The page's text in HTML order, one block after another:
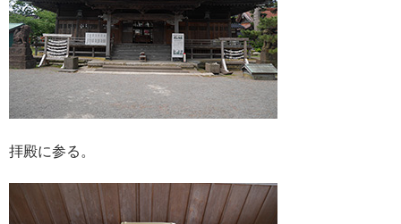
拝殿に参る。